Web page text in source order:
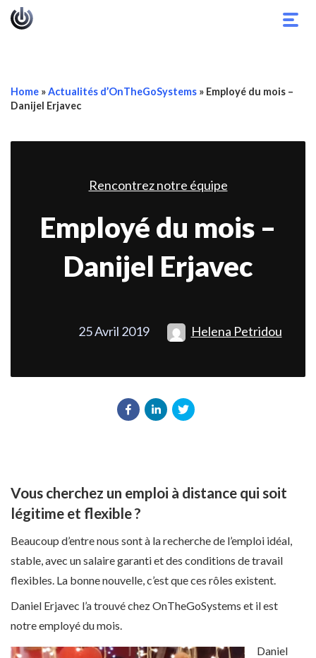
Home »Actualités d’OnTheGoSystems » Employé du mois –
Danijel Erjavec
Rencontrez notre équipe
Employé du mois –
Danijel Erjavec
25 Avril 2019 Helena Petridou
Vous cherchez un emploi à distance qui soit
légitime et flexible ?
Beaucoup d’entre nous sont à la recherche de l’emploi idéal,
stable, avec un salaire garanti et des conditions de travail
flexibles. La bonne nouvelle, c’est que ces rôles existent.
Daniel Erjavec l’a trouvé chez OnTheGoSystems et il est
notre employé du mois.
Daniel